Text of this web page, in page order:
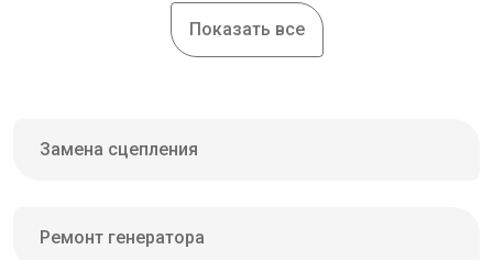
Показать все
Замена сцепления
Ремонт генератора